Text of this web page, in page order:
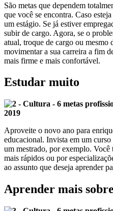
São metas que dependem
que você se encontra. Caso
um estágio. Se já estiver
subir de cargo. Agora, se o
atual, troque de cargo ou mesmo
movimentar a sua carreira a fim
mais firme e mais confortável.
Estudar muito
Aproveite o novo ano para
educacional. Invista em um
um mestrado, por exemplo.
mais rápidos ou por
ao assunto que deseja aprender
Aprender mais